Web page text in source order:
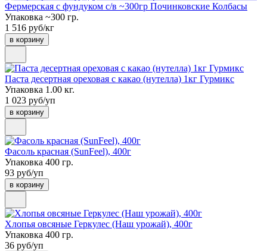
Фермерская с фундуком с/в ~300гр Починковские Колбасы
Упаковка ~300 гр.
1 516 руб/кг
в корзину
Паста десертная ореховая с какао (нутелла) 1кг Гурмикс
Упаковка 1.00 кг.
1 023 руб/уп
в корзину
Фасоль красная (SunFeel), 400г
Упаковка 400 гр.
93 руб/уп
в корзину
Хлопья овсяные Геркулес (Наш урожай), 400г
Упаковка 400 гр.
36 руб/уп